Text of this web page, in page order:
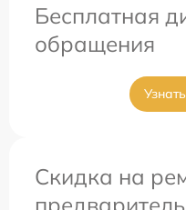
Бесплатная
обращения
Скидка на